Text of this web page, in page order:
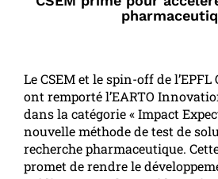
Le CSEM et le spin-off de
ont remporté l’EARTO
dans la catégorie « Impact
nouvelle méthode de test de
recherche pharmaceutique.
promet de rendre le